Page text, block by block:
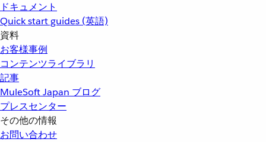
ドキュメント
Quick start guides (英語)
資料
お客様事例
コンテンツライブラリ
記事
MuleSoft Japan ブログ
プレスセンター
その他の情報
お問い合わせ